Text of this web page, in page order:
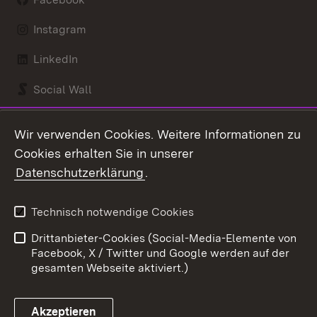
Instagram
LinkedIn
Social Wall
Kontakt
Barrierefreiheit
Impressum
Cookies
Wir verwenden Cookies. Weitere Informationen zu
Cookies erhalten Sie in unserer
Datenschutzerklärung.
Technisch notwendige Cookies
Drittanbieter-Cookies (Social-Media-Elemente von
Facebook, X / Twitter und Google werden auf der
gesamten Webseite aktiviert.)
Akzeptieren